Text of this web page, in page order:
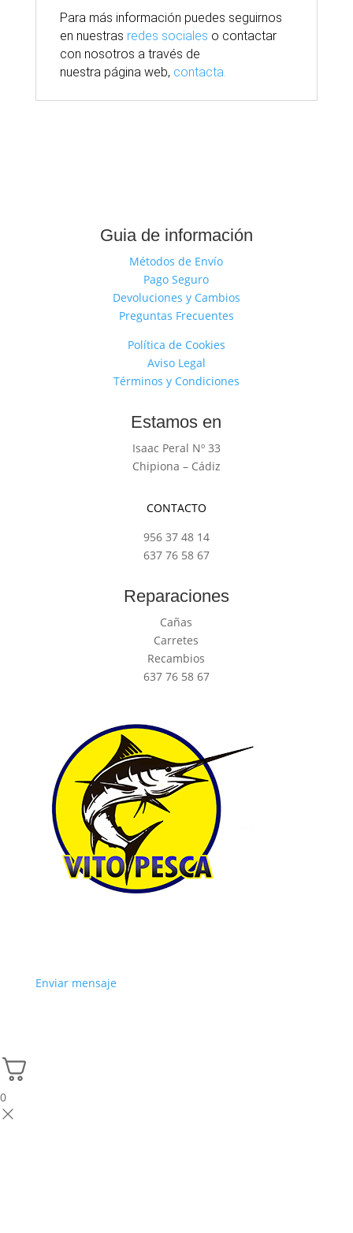
Para más información puedes seguirnos
en nuestras redes sociales o contactar
con nosotros a través de
nuestra página web, contacta.
Guia de información
Métodos de Envío
Pago Seguro
Devoluciones y Cambios
Preguntas Frecuentes
Política de Cookies
Aviso Legal
Términos y Condiciones
Estamos en
Isaac Peral Nº 33
Chipiona – Cádiz
CONTACTO
956 37 48 14
637 76 58 67
Reparaciones
Cañas
Carretes
Recambios
637 76 58 67
Enviar mensaje
0